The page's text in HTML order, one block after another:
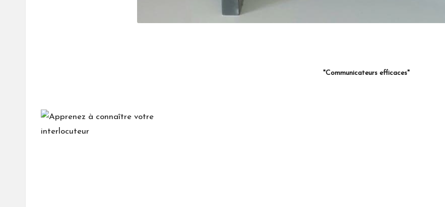
"Communicateurs efficaces"